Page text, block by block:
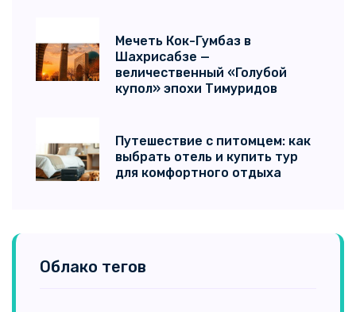
Мечеть Кок-Гумбаз в
Шахрисабзе —
величественный «Голубой
купол» эпохи Тимуридов
Путешествие с питомцем: как
выбрать отель и купить тур
для комфортного отдыха
Облако тегов